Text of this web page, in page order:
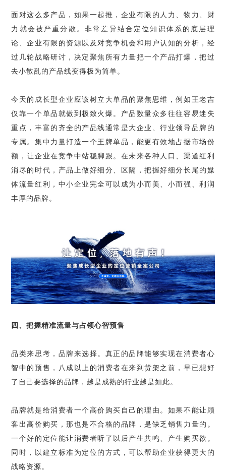
面对这么多产品，如果一起推，企业有限的人力、物力、财
力就会被严重分散。非常差异结合定位知识体系的底层理
论、企业有限的资源以及对竞争机会和用户认知的分析，经
过几轮战略研讨，决定聚焦所有力量把一个产品打爆，把过
去小散乱的产品线变得极为简单。
今天的成长型企业应该树立大单品的聚焦思维，例如王老吉
仅靠一个单品就做到极致火爆。产品数量众多往往容易迷失
重点，丰富的齐全的产品线通常是大企业、行业领导品牌的
专属。集中力量打造一个王牌单品，能更有效地占据市场份
额，让企业在竞争中站稳脚跟。在未来各种人口、渠道红利
消尽的时代，产品上做好细分、区隔，把握好细分长尾的媒
体流量红利，中小企业完全可以成为小而美、小而强、利润
丰厚的品牌。
四、把握精准流量与占领心智预售
品类来思考，品牌来选择。真正的品牌能够实现在消费者心
智中的预售，八成以上的消费者在来到货架之前，早已想好
了自己要选择的品牌，越是成熟的行业越是如此。
品牌就是给消费者一个高价购买自己的理由。如果不能让顾
客出高价购买，那也是不合格的品牌，是缺乏销售力量的。
一个好的定位能让消费者听了以后产生共鸣、产生购买欲。
同时，以建立标准为定位的方式，可以帮助企业获得更大的
战略资源。